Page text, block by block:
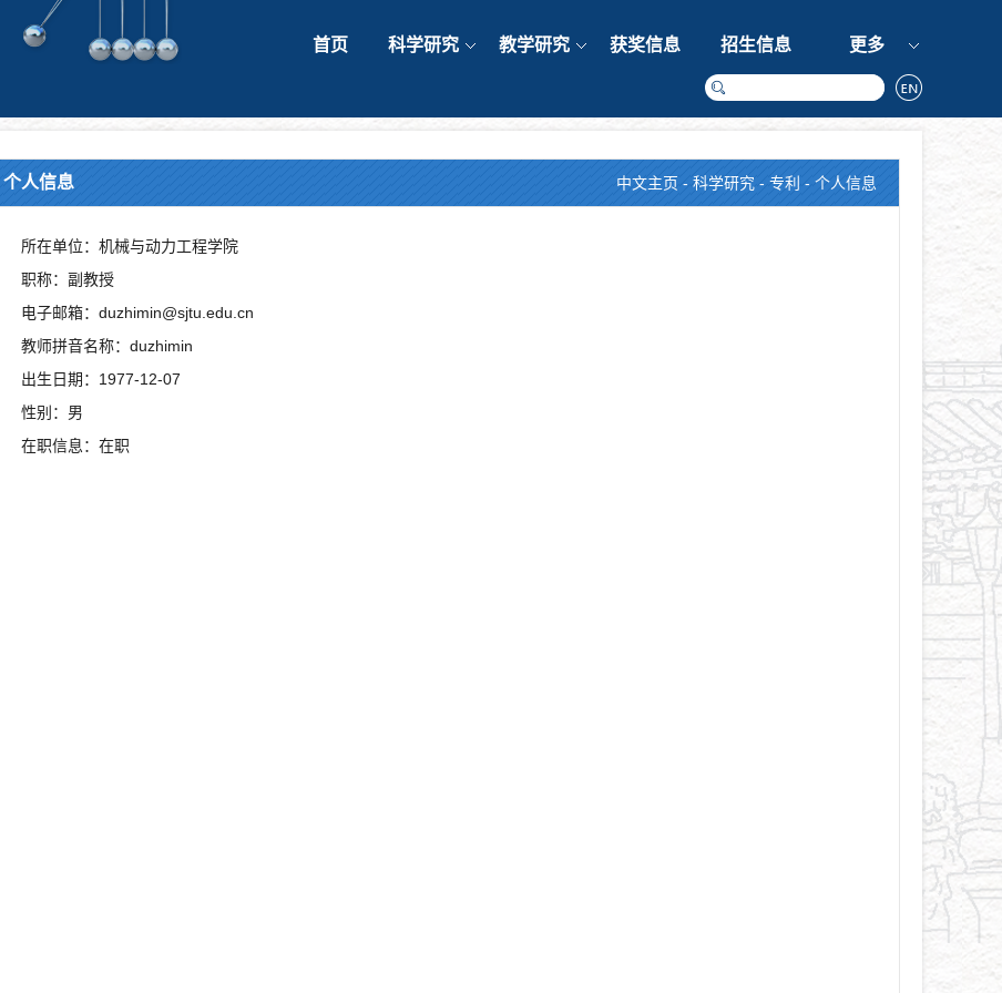
首页 科学研究 教学研究 获奖信息 招生信息 更多
个人信息 中文主页 - 科学研究 - 专利 - 个人信息
所在单位：机械与动力工程学院
职称：副教授
电子邮箱：duzhimin@sjtu.edu.cn
教师拼音名称：duzhimin
出生日期：1977-12-07
性别：男
在职信息：在职